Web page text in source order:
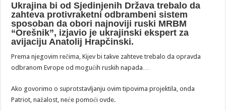
Ukrajina bi od Sjedinjenih Država trebalo da
zahteva protivraketni odbrambeni sistem
sposoban da obori najnoviji ruski MRBM
“Orešnik”, izjavio je ukrajinski ekspert za
avijaciju Anatolij Hrapčinski.
Prema njegovim rečima, Kijev bi takve zahteve trebalo da opravda
odbranom Evrope od mogućih ruskih napada…
Ako govorimo o suprotstavljanju ovim tipovima projektila, onda
Patriot, nažalost, neće pomoći ovde.